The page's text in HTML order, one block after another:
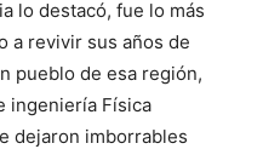
lo destacó, fue lo más
a revivir sus años de
pueblo de esa región,
ingeniería Física
dejaron imborrables